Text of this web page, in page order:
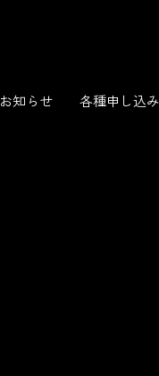
お知らせ 各種申し込み